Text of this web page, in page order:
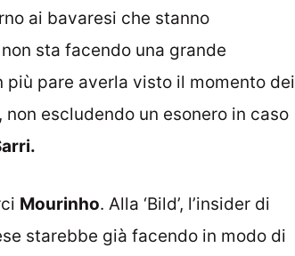
ai bavaresi che stanno
sta facendo una grande
pare averla visto il momento dei
escludendo un esonero in caso
Mourinho. Alla ‘Bild’, l’insider di
starebbe già facendo in modo di